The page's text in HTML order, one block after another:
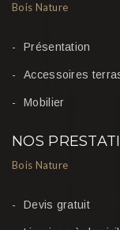
Bois Nature
Présentation
Accessoires
Mobilier
NOS
Bois Nature
Devis gratuit